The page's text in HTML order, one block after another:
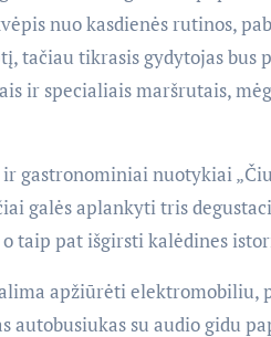
nuo kasdienės rutinos,
tačiau tikrasis gydytojas
ir specialiais maršrutais,
gastronominiai nuotykiai
galės aplankyti tris
taip pat išgirsti kalėdines
apžiūrėti elektromobiliu,
autobusiukas su audio gidu